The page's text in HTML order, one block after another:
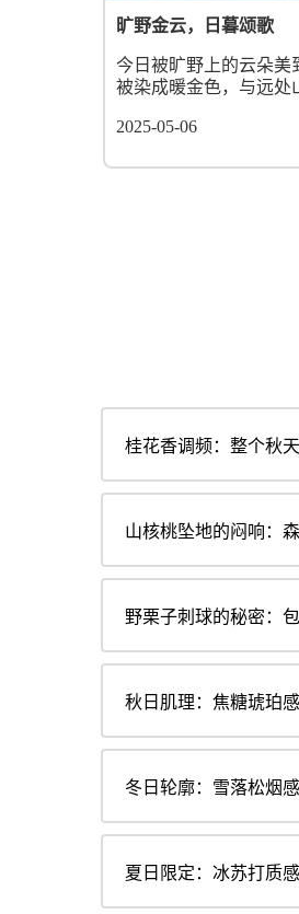
旷野金云，日暮颂歌
今日被旷野上的云朵美
被染成暖金色，与远处
说着日暮的温柔与眷恋
2025-05-06
桂花香调频：整个秋
山核桃坠地的闷响：
野栗子刺球的秘密：
秋日肌理：焦糖琥珀感
冬日轮廓：雪落松烟感
夏日限定：冰苏打质